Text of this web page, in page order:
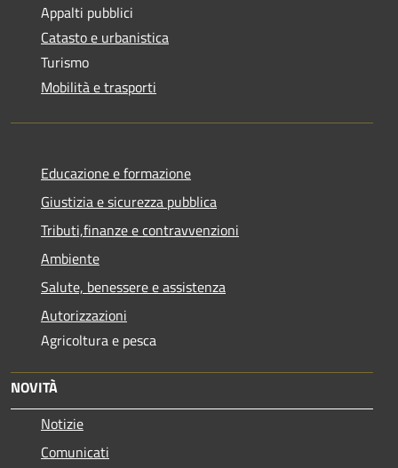
Appalti pubblici
Catasto e urbanistica
Turismo
Mobilità e trasporti
Educazione e formazione
Giustizia e sicurezza pubblica
Tributi,finanze e contravvenzioni
Ambiente
Salute, benessere e assistenza
Autorizzazioni
Agricoltura e pesca
NOVITÀ
Notizie
Comunicati